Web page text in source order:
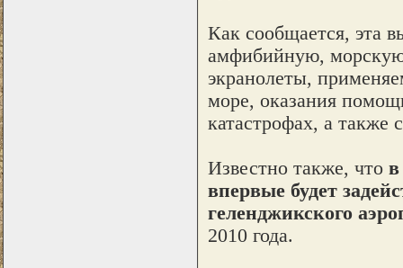
Как сообщается, эта
амфибийную, морскую
экранолеты,
море, оказания
катастрофах, а также
Известно также, что в
впервые будет
геленджикского
2010 года.